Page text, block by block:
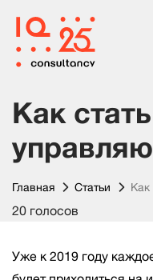
Как стать
Главная Статьи
20 голосов
Уже к 2019 году